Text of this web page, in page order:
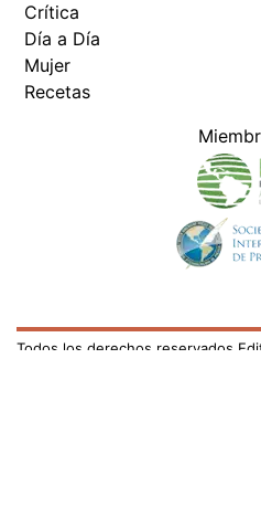
Crítica
Día a Día
Mujer
Recetas
Todos los derechos reservados